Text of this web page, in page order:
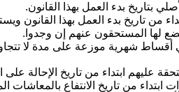
بتاريخ بدء العمل بهذا القانون.
تاريخ بدء العمل بهذا القانون
لها المستحقون عنهم إن وجدوا .
أقساط شهرية موزعة على مدة لا
عليهم ابتداء من تاريخ الإحالة
من تاريخ الانتفاع بالمعاشات